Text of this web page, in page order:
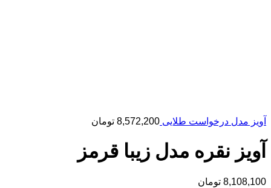
آویز مدل درخواست طلایی 8,572,200 تومان
آویز نقره مدل زیبا قرمز
8,108,100 تومان